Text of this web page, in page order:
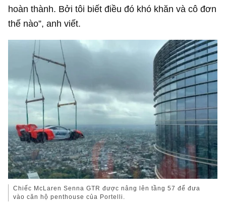
hoàn thành. Bởi tôi biết điều đó khó khăn và cô đơn
thế nào”, anh viết.
Chiếc McLaren Senna GTR được nâng lên tầng 57 để đưa
vào căn hộ penthouse của Portelli.